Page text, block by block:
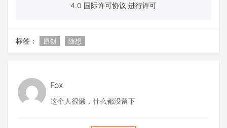
4.0 国际许可协议 进行许可
标签： 原创 随想
Fox
这个人很懒，什么都没留下